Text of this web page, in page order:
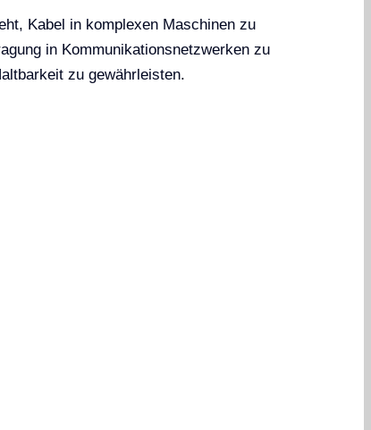
Kabel in komplexen Maschinen zu
in Kommunikationsnetzwerken zu
zu gewährleisten.